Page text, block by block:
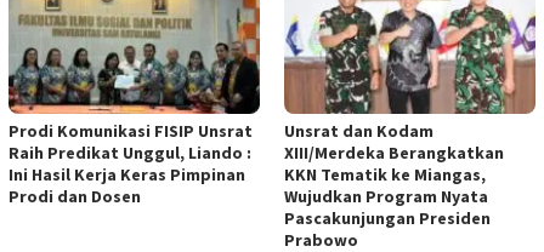
Prodi Komunikasi FISIP Unsrat
Raih Predikat Unggul, Liando :
Ini Hasil Kerja Keras Pimpinan
Prodi dan Dosen
Unsrat dan Kodam
XIII/Merdeka Berangkatkan
KKN Tematik ke Miangas,
Wujudkan Program Nyata
Pascakunjungan Presiden
Prabowo